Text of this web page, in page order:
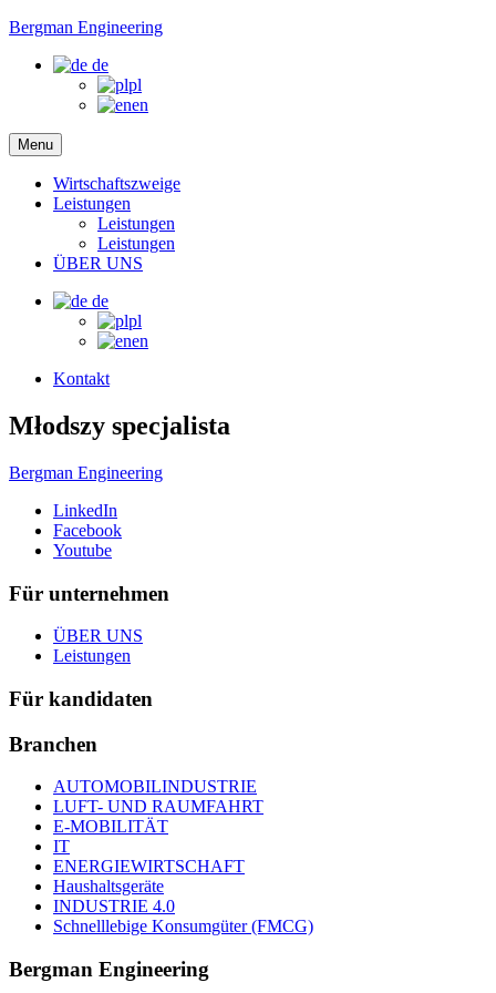
Bergman Engineering
de
pl
en
Menu
Wirtschaftszweige
Leistungen
Leistungen
Leistungen
ÜBER UNS
de
pl
en
Kontakt
Młodszy specjalista
Bergman Engineering
LinkedIn
Facebook
Youtube
Für unternehmen
ÜBER UNS
Leistungen
Für kandidaten
Branchen
AUTOMOBILINDUSTRIE
LUFT- UND RAUMFAHRT
E-MOBILITÄT
IT
ENERGIEWIRTSCHAFT
Haushaltsgeräte
INDUSTRIE 4.0
Schnelllebige Konsumgüter (FMCG)
Bergman Engineering